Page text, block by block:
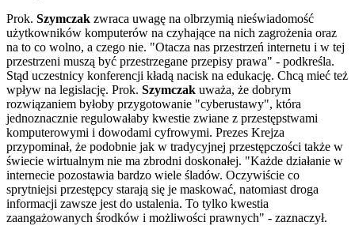
Prok. Szymczak zwraca uwagę na olbrzymią nieświadomość
użytkowników komputerów na czyhające na nich zagrożenia oraz
na to co wolno, a czego nie. "Otacza nas przestrzeń internetu i w tej
przestrzeni muszą być przestrzegane przepisy prawa" - podkreśla.
Stąd uczestnicy konferencji kładą nacisk na edukację. Chcą mieć też
wpływ na legislację. Prok. Szymczak uważa, że dobrym
rozwiązaniem byłoby przygotowanie "cyberustawy", która
jednoznacznie regulowałaby kwestie zwiane z przestępstwami
komputerowymi i dowodami cyfrowymi. Prezes Krejza
przypominał, że podobnie jak w tradycyjnej przestępczości także w
świecie wirtualnym nie ma zbrodni doskonałej. "Każde działanie w
internecie pozostawia bardzo wiele śladów. Oczywiście co
sprytniejsi przestępcy starają się je maskować, natomiast droga
informacji zawsze jest do ustalenia. To tylko kwestia
zaangażowanych środków i możliwości prawnych" - zaznaczył.